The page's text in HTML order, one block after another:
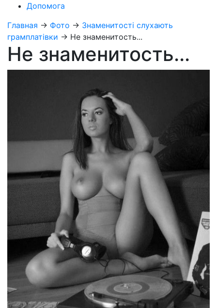
Допомога
Главная → Фото → Знаменитості слухають
грамплатівки → Не знаменитость...
Не знаменитость...